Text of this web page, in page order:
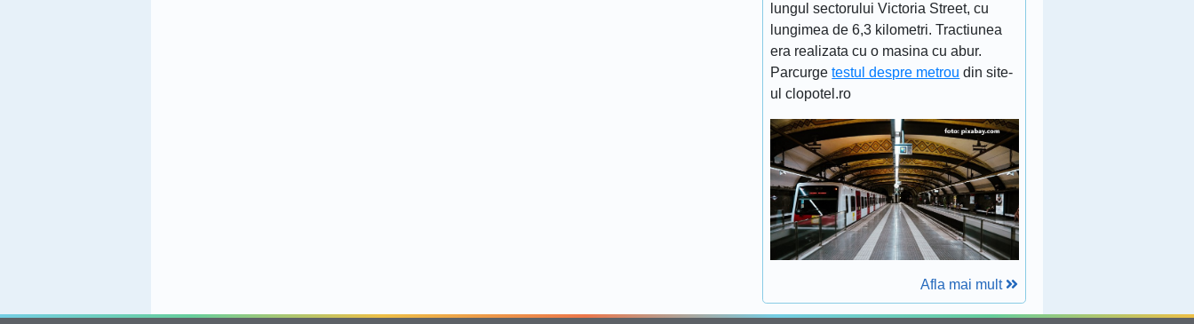
lungul sectorului Victoria Street, cu
lungimea de 6,3 kilometri. Tractiunea
era realizata cu o masina cu abur.
Parcurgetestul despre metrou din site-
ul clopotel.ro
Afla mai mult